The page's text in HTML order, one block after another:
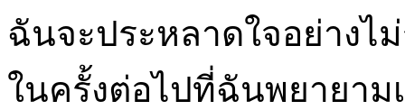
ฉันจะประหลาดใจอย่างไ
ในครั้งต่อไปที่ฉันพยายาม